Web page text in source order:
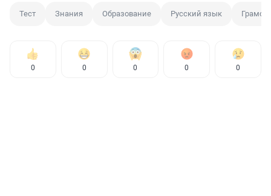
Тест Знания Образование Русский язык
0 0 0 0 0